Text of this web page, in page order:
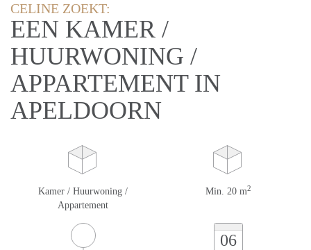
CELINE ZOEKT:
EEN KAMER /
HUURWONING /
APPARTEMENT IN
APELDOORN
Kamer / Huurwoning /
Appartement
Min. 20 m2
06